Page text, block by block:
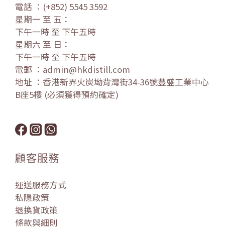
電話 ：(+852) 5545 3592
星期一 至 五：
下午一時 至 下午五時
星期六 至 日：
下午一時 至 下午五時
電郵 ：admin@hkdistill.com
地址 ：香港新界火炭坳背灣街34-36號豐盛工業中心
B座5樓 (必須獲得預約確定)
顧客服務
運送服務方式
私隱政策
退換貨政策
條款與細則